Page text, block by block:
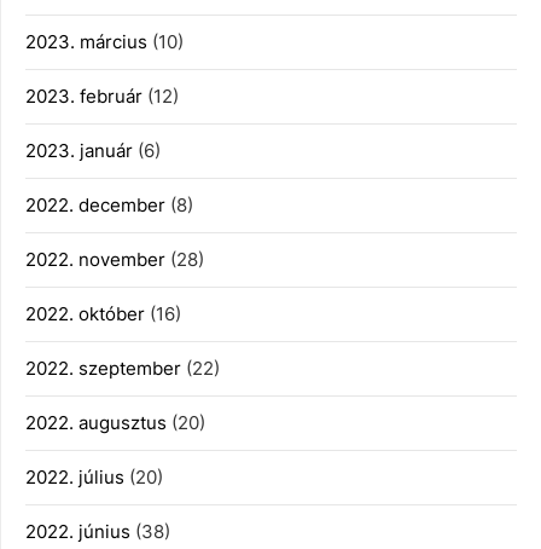
2023. március (10)
2023. február (12)
2023. január (6)
2022. december (8)
2022. november (28)
2022. október (16)
2022. szeptember (22)
2022. augusztus (20)
2022. július (20)
2022. június (38)